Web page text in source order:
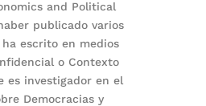
and Political
publicado varios
escrito en medios
o Contexto
es investigador en el
Democracias y